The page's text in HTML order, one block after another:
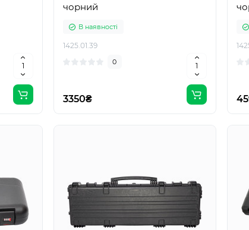
чорний
В наявності
1425.01.39
0
3350₴